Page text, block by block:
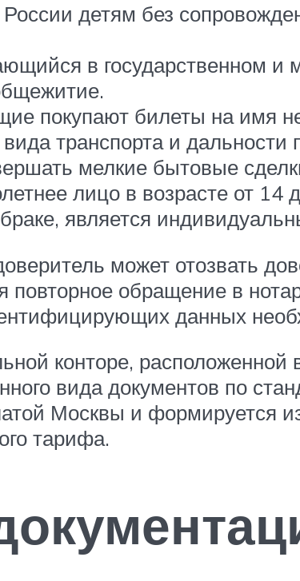
детям без
в государственном
покупают билеты на имя
транспорта и дальности
мелкие бытовые
лицо в возрасте от 14
является
может отозвать
повторное обращение в
данных
конторе,
вида документов по
Москвы и формируется
тарифа.